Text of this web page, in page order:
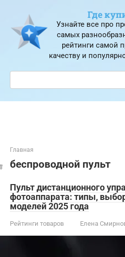
контенту
Где
Узнайте все про
самых
рейтинги самой
качеству и
Поиск:
Главная
беспроводной пульт
Пульт дистанционного
фотоаппарата: типы,
моделей 2025 года
Рейтинги товаров Елена